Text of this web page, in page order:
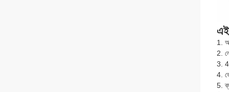
এই
1.
2.
3.
4.
5.